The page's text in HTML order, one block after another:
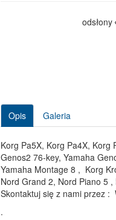
odsłony
Opis Galeria
Korg Pa5X, Korg Pa4X, Korg
Genos2 76-key, Yamaha
Yamaha Montage 8 , Korg
Nord Grand 2, Nord Piano
Skontaktuj się z nami przez :
.